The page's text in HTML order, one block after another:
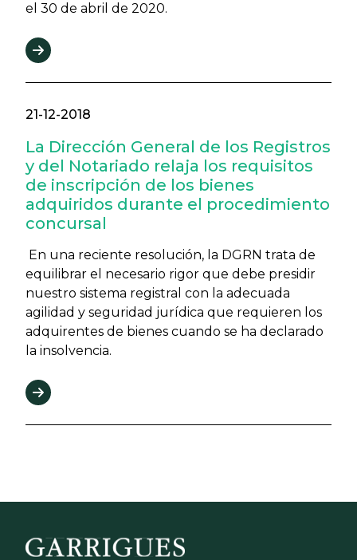
el 30 de abril de 2020.
21-12-2018
La Dirección General de los Registros
y del Notariado relaja los requisitos
de inscripción de los bienes
adquiridos durante el procedimiento
concursal
En una reciente resolución, la DGRN trata de
equilibrar el necesario rigor que debe presidir
nuestro sistema registral con la adecuada
agilidad y seguridad jurídica que requieren los
adquirentes de bienes cuando se ha declarado
la insolvencia.